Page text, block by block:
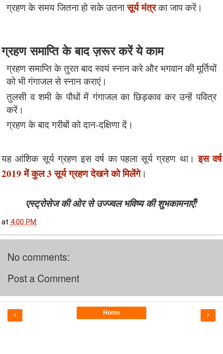
ग्रहण के समय जितना हो सके उतनासूर्य मंत्र का जाप करें।
ग्रहण समाप्ति के बाद ज़रूर करें ये काम
ग्रहण समाप्ति के तुरत बाद स्वयं स्नान करे और भगवान की मूर्तियों
को भी गंगाजल से स्नान कराएं।
तुलसी व शमी के पौधों में गंगाजल का छिड़काव कर उन्हें पवित्र
करें।
ग्रहण के बाद गरीबों को दान-दक्षिणा दें।
यह आंशिक सूर्य ग्रहण इस वर्ष का पहला सूर्य ग्रहण था।इस वर्ष
2019 में कुल 3 सूर्य ग्रहण देखने को मिलेंगे।
एस्ट्रोसेज की ओर से उज्ज्वल भविष्य की शुभकामनाएँ!
at 4:00 PM
No comments:
Post a Comment
‹ ›
Home